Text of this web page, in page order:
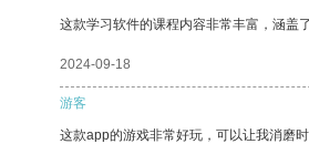
这款学习软件的课程内容非常丰富，涵盖
2024-09-18
游客
这款app的游戏非常好玩，可以让我消磨时